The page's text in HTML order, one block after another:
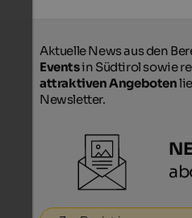
Aktuelle News aus den
Eventsin Südtirol sowie
attraktiven Angeboten
Newsletter.